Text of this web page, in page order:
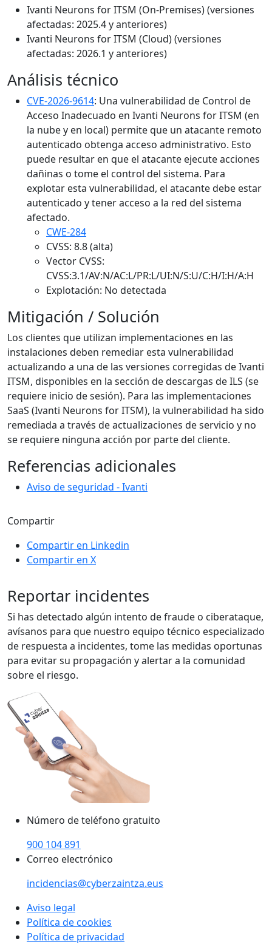
Ivanti Neurons for ITSM (On-Premises) (versiones
afectadas: 2025.4 y anteriores)
Ivanti Neurons for ITSM (Cloud) (versiones
afectadas: 2026.1 y anteriores)
Análisis técnico
CVE-2026-9614: Una vulnerabilidad de Control de
Acceso Inadecuado en Ivanti Neurons for ITSM (en
la nube y en local) permite que un atacante remoto
autenticado obtenga acceso administrativo. Esto
puede resultar en que el atacante ejecute acciones
dañinas o tome el control del sistema. Para
explotar esta vulnerabilidad, el atacante debe estar
autenticado y tener acceso a la red del sistema
afectado.
CWE-284
CVSS: 8.8 (alta)
Vector CVSS:
CVSS:3.1/AV:N/AC:L/PR:L/UI:N/S:U/C:H/I:H/A:H
Explotación: No detectada
Mitigación / Solución
Los clientes que utilizan implementaciones en las
instalaciones deben remediar esta vulnerabilidad
actualizando a una de las versiones corregidas de Ivanti
ITSM, disponibles en la sección de descargas de ILS (se
requiere inicio de sesión). Para las implementaciones
SaaS (Ivanti Neurons for ITSM), la vulnerabilidad ha sido
remediada a través de actualizaciones de servicio y no
se requiere ninguna acción por parte del cliente.
Referencias adicionales
Aviso de seguridad - Ivanti
Compartir
Compartir en Linkedin
Compartir en X
Reportar incidentes
Si has detectado algún intento de fraude o ciberataque,
avísanos para que nuestro equipo técnico especializado
de respuesta a incidentes, tome las medidas oportunas
para evitar su propagación y alertar a la comunidad
sobre el riesgo.
Número de teléfono gratuito
900 104 891
Correo electrónico
incidencias@cyberzaintza.eus
Aviso legal
Política de cookies
Política de privacidad